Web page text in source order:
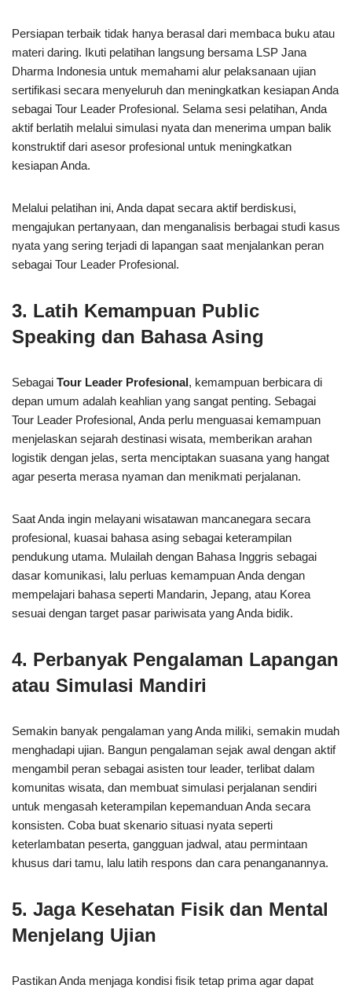
Persiapan terbaik tidak hanya berasal dari membaca buku atau
materi daring. Ikuti pelatihan langsung bersama LSP Jana
Dharma Indonesia untuk memahami alur pelaksanaan ujian
sertifikasi secara menyeluruh dan meningkatkan kesiapan Anda
sebagai Tour Leader Profesional. Selama sesi pelatihan, Anda
aktif berlatih melalui simulasi nyata dan menerima umpan balik
konstruktif dari asesor profesional untuk meningkatkan
kesiapan Anda.
Melalui pelatihan ini, Anda dapat secara aktif berdiskusi,
mengajukan pertanyaan, dan menganalisis berbagai studi kasus
nyata yang sering terjadi di lapangan saat menjalankan peran
sebagai Tour Leader Profesional.
3. Latih Kemampuan Public
Speaking dan Bahasa Asing
Sebagai Tour Leader Profesional, kemampuan berbicara di
depan umum adalah keahlian yang sangat penting. Sebagai
Tour Leader Profesional, Anda perlu menguasai kemampuan
menjelaskan sejarah destinasi wisata, memberikan arahan
logistik dengan jelas, serta menciptakan suasana yang hangat
agar peserta merasa nyaman dan menikmati perjalanan.
Saat Anda ingin melayani wisatawan mancanegara secara
profesional, kuasai bahasa asing sebagai keterampilan
pendukung utama. Mulailah dengan Bahasa Inggris sebagai
dasar komunikasi, lalu perluas kemampuan Anda dengan
mempelajari bahasa seperti Mandarin, Jepang, atau Korea
sesuai dengan target pasar pariwisata yang Anda bidik.
4. Perbanyak Pengalaman Lapangan
atau Simulasi Mandiri
Semakin banyak pengalaman yang Anda miliki, semakin mudah
menghadapi ujian. Bangun pengalaman sejak awal dengan aktif
mengambil peran sebagai asisten tour leader, terlibat dalam
komunitas wisata, dan membuat simulasi perjalanan sendiri
untuk mengasah keterampilan kepemanduan Anda secara
konsisten. Coba buat skenario situasi nyata seperti
keterlambatan peserta, gangguan jadwal, atau permintaan
khusus dari tamu, lalu latih respons dan cara penanganannya.
5. Jaga Kesehatan Fisik dan Mental
Menjelang Ujian
Pastikan Anda menjaga kondisi fisik tetap prima agar dapat